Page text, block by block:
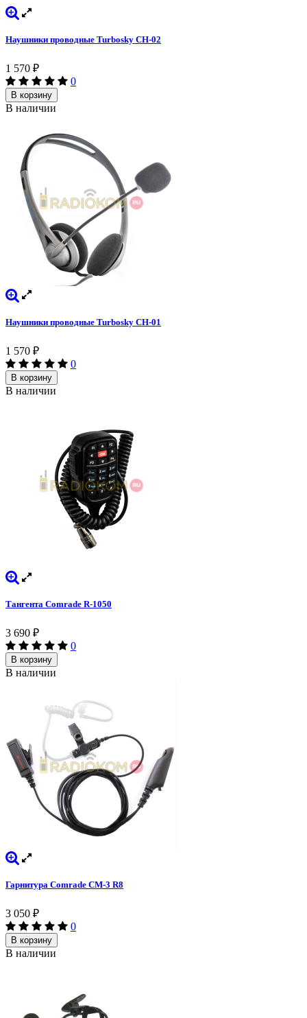
Наушники проводные Turbosky CH-02
1 570 ₽
0
В корзину
В наличии
Наушники проводные Turbosky CH-01
1 570 ₽
0
В корзину
В наличии
Тангента Comrade R-1050
3 690 ₽
0
В корзину
В наличии
Гарнитура Comrade CM-3 R8
3 050 ₽
0
В корзину
В наличии